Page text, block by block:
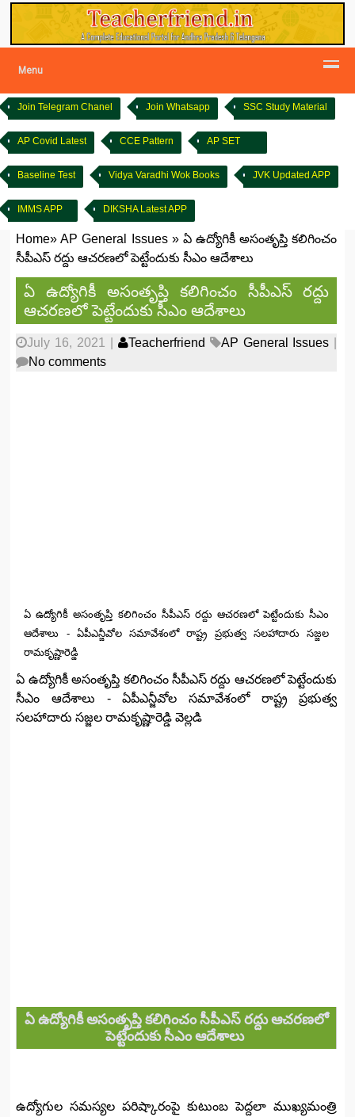
Menu
Join Telegram Chanel Join Whatsapp SSC Study Material
AP Covid Latest CCE Pattern AP SET
Baseline Test Vidya Varadhi Wok Books JVK Updated APP
IMMS APP DIKSHA Latest APP
Home»AP General Issues » ఏ ఉద్యోగికీ అసంతృప్తి కలిగించం
సీపీఎస్‌ రద్దు ఆచరణలో పెట్టేందుకు సీఎం ఆదేశాలు
ఏ ఉద్యోగికీ అసంతృప్తి కలిగించం సీపీఎస్‌ రద్దు
ఆచరణలో పెట్టేందుకు సీఎం ఆదేశాలు
July 16, 2021 Teacherfriend AP General Issues
No comments
ఏ ఉద్యోగికీ అసంతృప్తి కలిగించం సీపీఎస్‌ రద్దు ఆచరణలో పెట్టేందుకు సీఎం
ఆదేశాలు - ఏపీఎన్జీవోల సమావేశంలో రాష్ట్ర ప్రభుత్వ సలహాదారు సజ్జల
రామకృష్ణారెడ్డి
ఏ ఉద్యోగికీ అసంతృప్తి కలిగించం సీపీఎస్‌ రద్దు ఆచరణలో పెట్టేందుకు
సీఎం ఆదేశాలు - ఏపీఎన్జీవోల సమావేశంలో రాష్ట్ర ప్రభుత్వ
సలహాదారు సజ్జల రామకృష్ణారెడ్డి వెల్లడి
ఏ ఉద్యోగికీ అసంతృప్తి కలిగించం సీపీఎస్‌ రద్దు ఆచరణలో
పెట్టేందుకు సీఎం ఆదేశాలు
ఉద్యోగుల సమస్యల పరిష్కారంపై కుటుంబ పెద్దలా ముఖ్యమంత్రి